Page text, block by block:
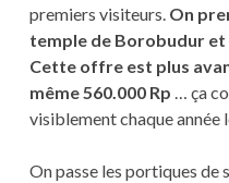
premiers visiteurs. On
temple de Borobudur et
Cette offre est plus
même 560.000 Rp … ça
visiblement chaque année
On passe les portiques de